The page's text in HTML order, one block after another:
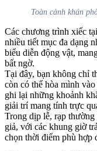
Toàn cảnh khán
Các chương trình xiếc
nhiều tiết mục đa dạng
biểu diễn động vật,
bất ngờ.
Tại đây, bạn không chỉ
còn có thể hòa mình
ghi lại những khoảnh
giải trí mang tính trực
Trong dịp lễ, rạp thường
giả, với các khung giờ
chọn thời điểm phù hợp